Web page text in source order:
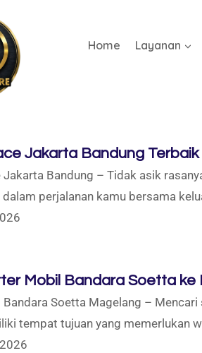
Home Layanan
Jakarta Bandung
Jakarta Bandung – Tidak asik
perjalanan kamu bersama
Mobil Bandara Soetta ke
Soetta Magelang –
tempat tujuan yang memerlukan